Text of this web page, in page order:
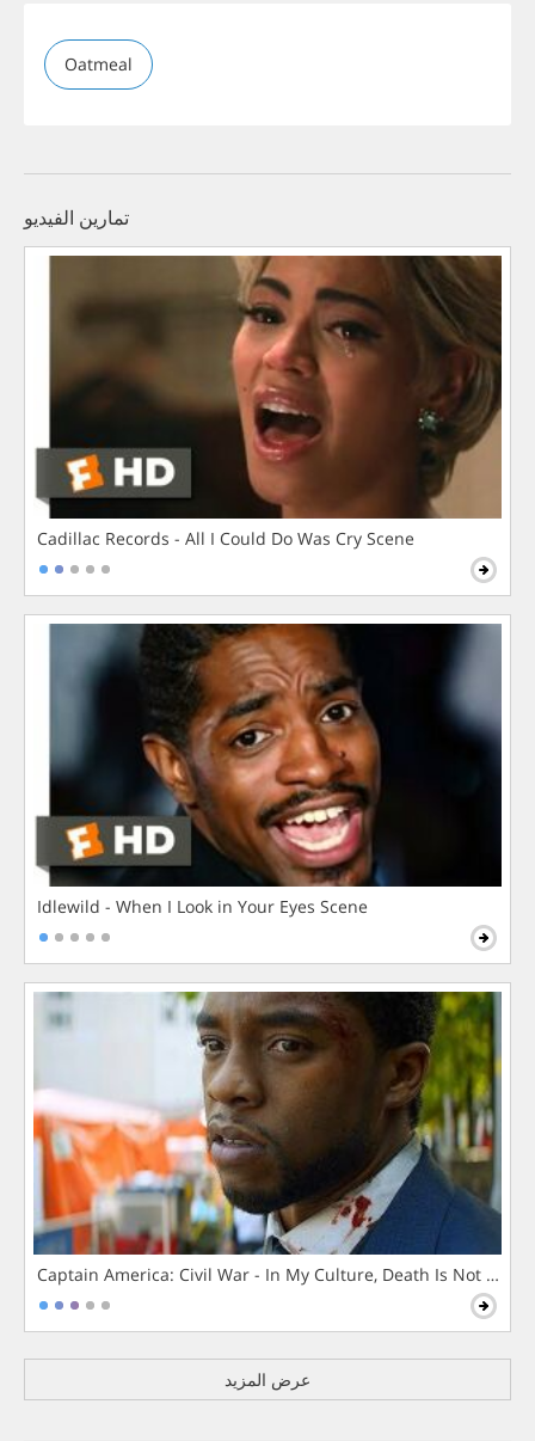
Oatmeal
تمارين الفيديو
Cadillac Records - All I Could Do Was Cry Scene
Idlewild - When I Look in Your Eyes Scene
Captain America: Civil War - In My Culture, Death Is Not The
عرض المزيد